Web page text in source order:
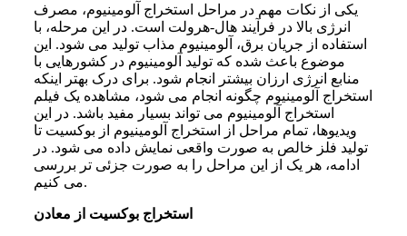
یکی از نکات مهم در مراحل استخراج آلومینیوم، مصرف
انرژی بالا در فرآیند هال-هرولت است. در این مرحله، با
استفاده از جریان برق، آلومینیوم مذاب تولید می شود. این
موضوع باعث شده که تولید آلومینیوم در کشورهایی با
منابع انرژی ارزان بیشتر انجام شود. برای درک بهتر اینکه
استخراج آلومینیوم چگونه انجام می شود، مشاهده یک فیلم
استخراج آلومینیوم می تواند بسیار مفید باشد. در این
ویدیوها، تمام مراحل از استخراج آلومینیوم از بوکسیت تا
تولید فلز خالص به صورت واقعی نمایش داده می شود. در
ادامه، هر یک از این مراحل را به صورت جزئی تر بررسی
می کنیم.
استخراج بوکسیت از معادن